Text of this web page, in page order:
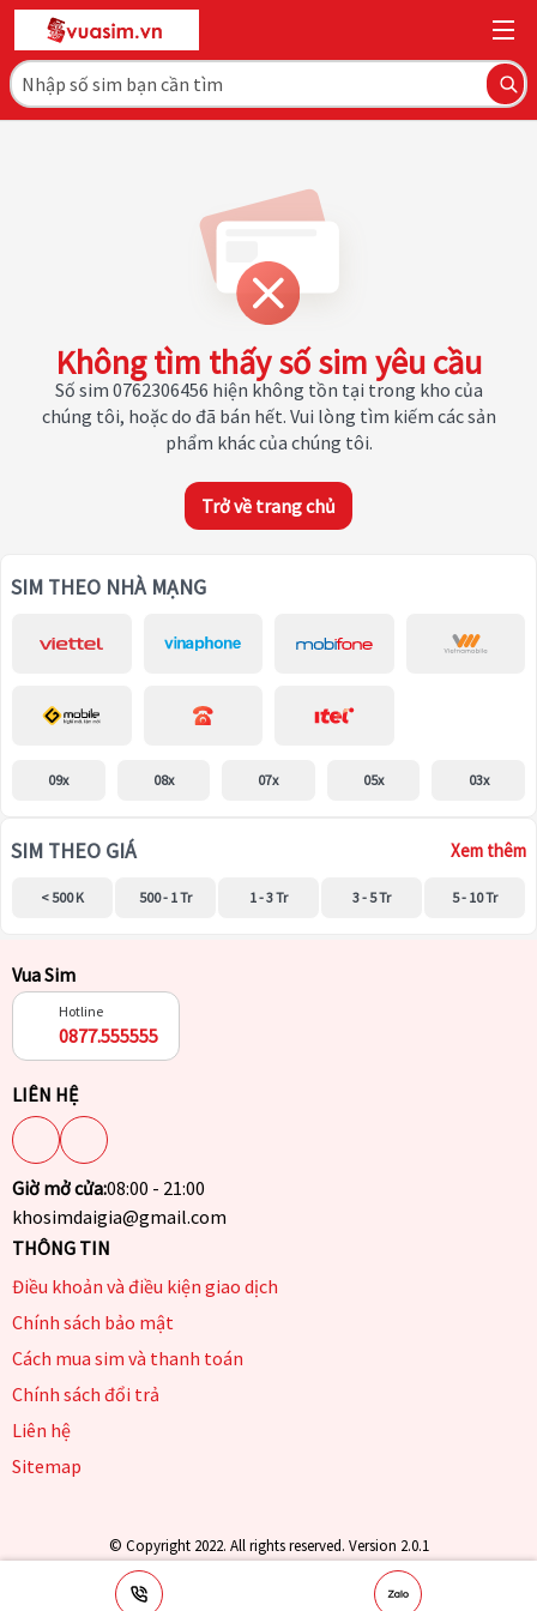
Không tìm thấy số sim yêu cầu
Số sim 0762306456 hiện không tồn tại trong kho của
chúng tôi, hoặc do đã bán hết. Vui lòng tìm kiếm các sản
phẩm khác của chúng tôi.
Trở về trang chủ
SIM THEO NHÀ MẠNG
09x 08x 07x 05x 03x
SIM THEO GIÁ Xem thêm
< 500 K 500 - 1 Tr 1 - 3 Tr 3 - 5 Tr 5 - 10 Tr
Vua Sim
Hotline
0877.555555
LIÊN HỆ
Giờ mở cửa:08:00 - 21:00
khosimdaigia@gmail.com
THÔNG TIN
Điều khoản và điều kiện giao dịch
Chính sách bảo mật
Cách mua sim và thanh toán
Chính sách đổi trả
Liên hệ
Sitemap
© Copyright 2022. All rights reserved. Version 2.0.1